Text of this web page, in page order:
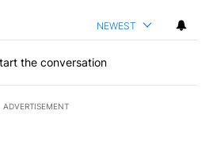
NEWEST
the conversation
ADVERTISEMENT